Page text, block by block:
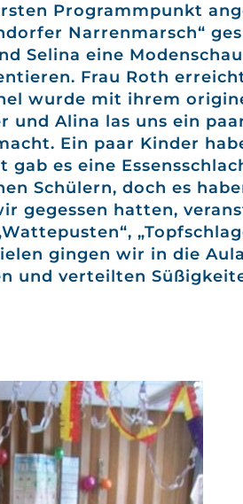
Programmpunkt
Narrenmarsch“
Selina eine
Frau Roth
wurde mit ihrem
und Alina las uns ein
Ein paar Kinder
es eine
Schülern, doch es
gegessen hatten,
gingen wir in die
und verteilten